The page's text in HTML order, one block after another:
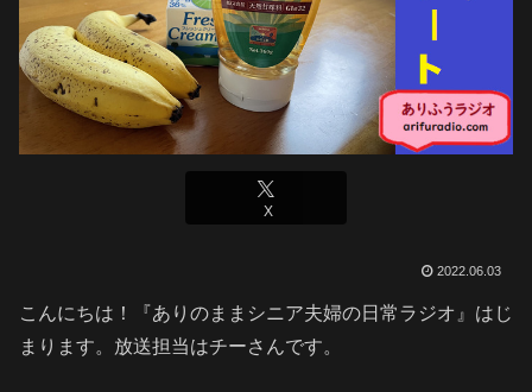
X
2022.06.03
こんにちは！『ありのままシニア夫婦の日常ラジオ』はじ
まります。放送担当はチーさんです。